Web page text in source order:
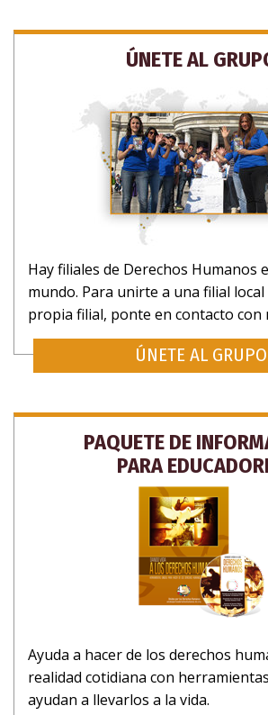
ÚNETE AL
Hay filiales de Derechos Humanos
mundo. Para unirte a una filial
propia filial, ponte en contacto con
ÚNETE AL GRUPO
PAQUETE DE
PARA
Ayuda a hacer de los derechos
realidad cotidiana con
ayudan a llevarlos a la vida.